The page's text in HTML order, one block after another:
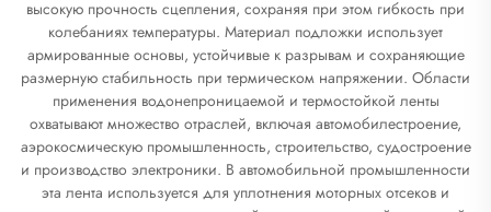
высокую прочность сцепления, сохраняя при этом гибкость при
колебаниях температуры. Материал подложки использует
армированные основы, устойчивые к разрывам и сохраняющие
размерную стабильность при термическом напряжении. Области
применения водонепроницаемой и термостойкой ленты
охватывают множество отраслей, включая автомобилестроение,
аэрокосмическую промышленность, строительство, судостроение
и производство электроники. В автомобильной промышленности
эта лента используется для уплотнения моторных отсеков и